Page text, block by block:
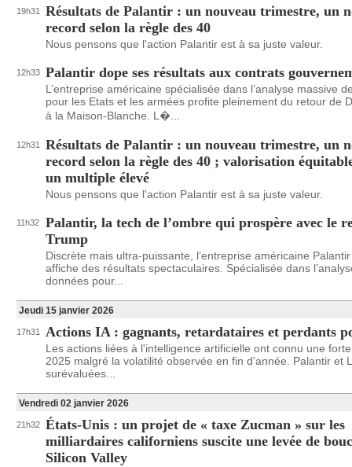
19h31
Résultats de Palantir : un nouveau trimestre, un
record selon la règle des 40
Nous pensons que l'action Palantir est à sa juste valeur.
12h33 Palantir dope ses résultats aux contrats
L’entreprise américaine spécialisée dans l’analyse massive
pour les Etats et les armées profite pleinement du retour de
à la Maison-Blanche. L�...
12h31
Résultats de Palantir : un nouveau trimestre, un
record selon la règle des 40 ; valorisation
un multiple élevé
Nous pensons que l'action Palantir est à sa juste valeur.
11h32
Palantir, la tech de l’ombre qui prospère avec le
Trump
Discrète mais ultra-puissante, l’entreprise américaine
affiche des résultats spectaculaires. Spécialisée dans
données pour...
Jeudi 15 janvier 2026
17h31 Actions IA : gagnants, retardataires et perdants
Les actions liées à l'intelligence artificielle ont connu une
2025 malgré la volatilité observée en fin d'année. Palantir et
surévaluées...
Vendredi 02 janvier 2026
21h32 États-Unis : un projet de « taxe Zucman » sur les
milliardaires californiens suscite une levée de
Silicon Valley